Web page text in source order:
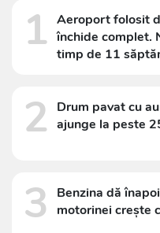
1 Aeroport folosit
închide complet.
timp de 11
2
Drum pavat cu
ajunge la peste
3
Benzina dă
motorinei crește